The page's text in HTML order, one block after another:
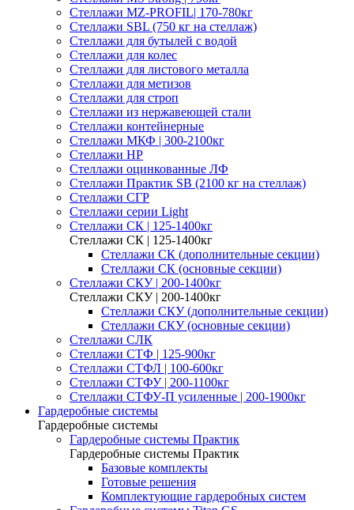
Стеллажи MZ-PROFIL| 170-780кг
Стеллажи SBL (750 кг на стеллаж)
Стеллажи для бутылей с водой
Стеллажи для колес
Стеллажи для листового металла
Стеллажи для метизов
Стеллажи для строп
Стеллажи из нержавеющей стали
Стеллажи контейнерные
Стеллажи МКФ | 300-2100кг
Стеллажи НР
Стеллажи оцинкованные ЛФ
Стеллажи Практик SB (2100 кг на стеллаж)
Стеллажи СГР
Стеллажи серии Light
Стеллажи СК | 125-1400кг
Стеллажи СК | 125-1400кг
Стеллажи СК (дополнительные секции)
Стеллажи СК (основные секции)
Стеллажи СКУ | 200-1400кг
Стеллажи СКУ | 200-1400кг
Стеллажи СКУ (дополнительные секции)
Стеллажи СКУ (основные секции)
Стеллажи СЛК
Стеллажи СТФ | 125-900кг
Стеллажи СТФЛ | 100-600кг
Стеллажи СТФУ | 200-1100кг
Стеллажи СТФУ-П усиленные | 200-1900кг
Гардеробные системы
Гардеробные системы
Гардеробные системы Практик
Гардеробные системы Практик
Базовые комплекты
Готовые решения
Комплектующие гардеробных систем